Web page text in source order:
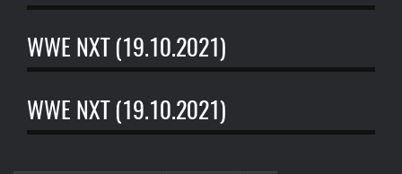
WWE NXT (19.10.2021)
WWE NXT (19.10.2021)